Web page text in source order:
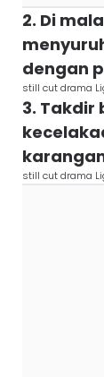
2. Di
dengan
still cut drama
3. Takdir
still cut drama